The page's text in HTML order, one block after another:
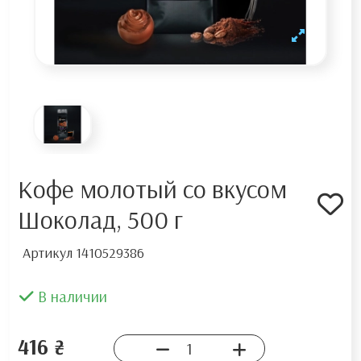
Кофе молотый со вкусом
Шоколад, 500 г
Артикул 1410529386
В наличии
416 ₴